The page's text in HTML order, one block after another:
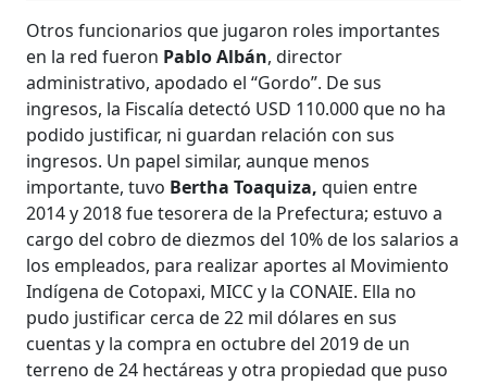
Otros funcionarios que jugaron roles importantes
en la red fueron Pablo Albán, director
administrativo, apodado el “Gordo”. De sus
ingresos, la Fiscalía detectó USD 110.000 que no ha
podido justificar, ni guardan relación con sus
ingresos. Un papel similar, aunque menos
importante, tuvo Bertha Toaquiza, quien entre
2014 y 2018 fue tesorera de la Prefectura; estuvo a
cargo del cobro de diezmos del 10% de los salarios a
los empleados, para realizar aportes al Movimiento
Indígena de Cotopaxi, MICC y la CONAIE. Ella no
pudo justificar cerca de 22 mil dólares en sus
cuentas y la compra en octubre del 2019 de un
terreno de 24 hectáreas y otra propiedad que puso